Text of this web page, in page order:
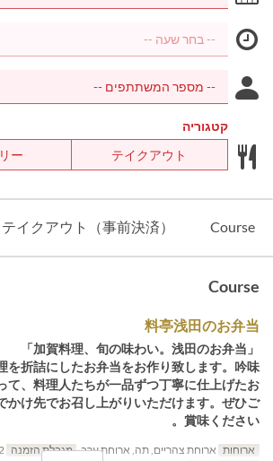
קטגוריה
テイクアウト
ー
Course
テイクアウト（事前決済）
Course
料亭浅田のお弁当
「加賀料理、旬の味わい。浅田のお弁当」
を折詰にしたお弁当をお作り致します。吟味
て、料理人たちが一品ずつ丁寧に仕上げたお
かけ先でお召し上がりいただけます。ぜひご
賞味ください。
ארוחות ארוחת צהריים, תה, ארוחת ערב מגבלת הזמנה 2 ~